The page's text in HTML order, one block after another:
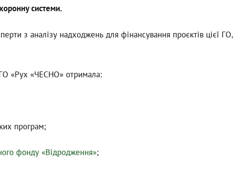
системи.
з аналізу надходжень для фінансування проєктів цієї ГО,
«Рух «ЧЕСНО» отримала:
програм;
фонду «Відродження»;